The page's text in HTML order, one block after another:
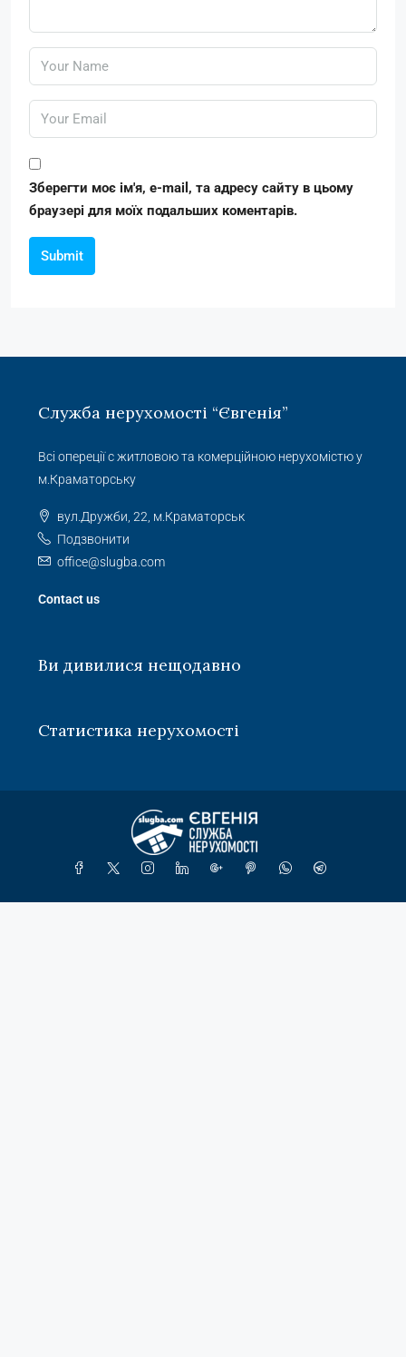
Зберегти моє ім'я, e-mail, та адресу сайту в цьому
браузері для моїх подальших коментарів.
Submit
Служба нерухомості “Євгенія”
Всі опереції с житловою та комерційною нерухомістю у
м.Краматорську
вул.Дружби, 22, м.Краматорськ
Подзвонити
office@slugba.com
Contact us
Ви дивилися нещодавно
Статистика нерухомості